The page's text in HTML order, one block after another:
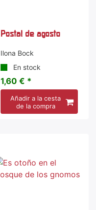
Postal de agosto
Ilona Bock
En stock
1,60 € *
Añadir a la cesta
de la compra